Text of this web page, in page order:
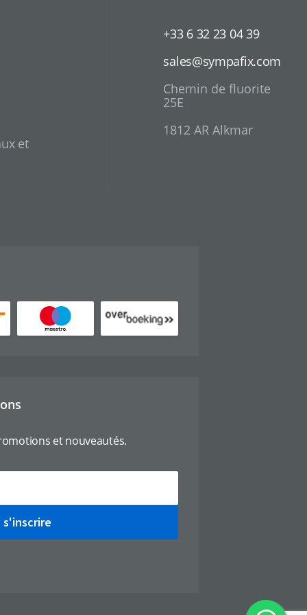
et
+33 6 32 23 04 39
sales@sympafix.com
Chemin de fluorite
25E
1812 AR Alkmar
et nouveautés.
s'inscrire